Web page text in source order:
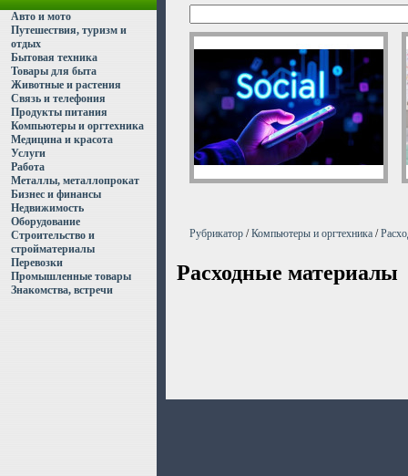
Авто и мото
Путешествия, туризм и
отдых
Бытовая техника
Товары для быта
Животные и растения
Связь и телефония
Продукты питания
Компьютеры и оргтехника
Медицина и красота
Услуги
Работа
Металлы, металлопрокат
Бизнес и финансы
Недвижимость
Оборудование
Строительство и
стройматериалы
Перевозки
Промышленные товары
Знакомства, встречи
Рубрикатор /Компьютеры и оргтехника /
Расходные материалы